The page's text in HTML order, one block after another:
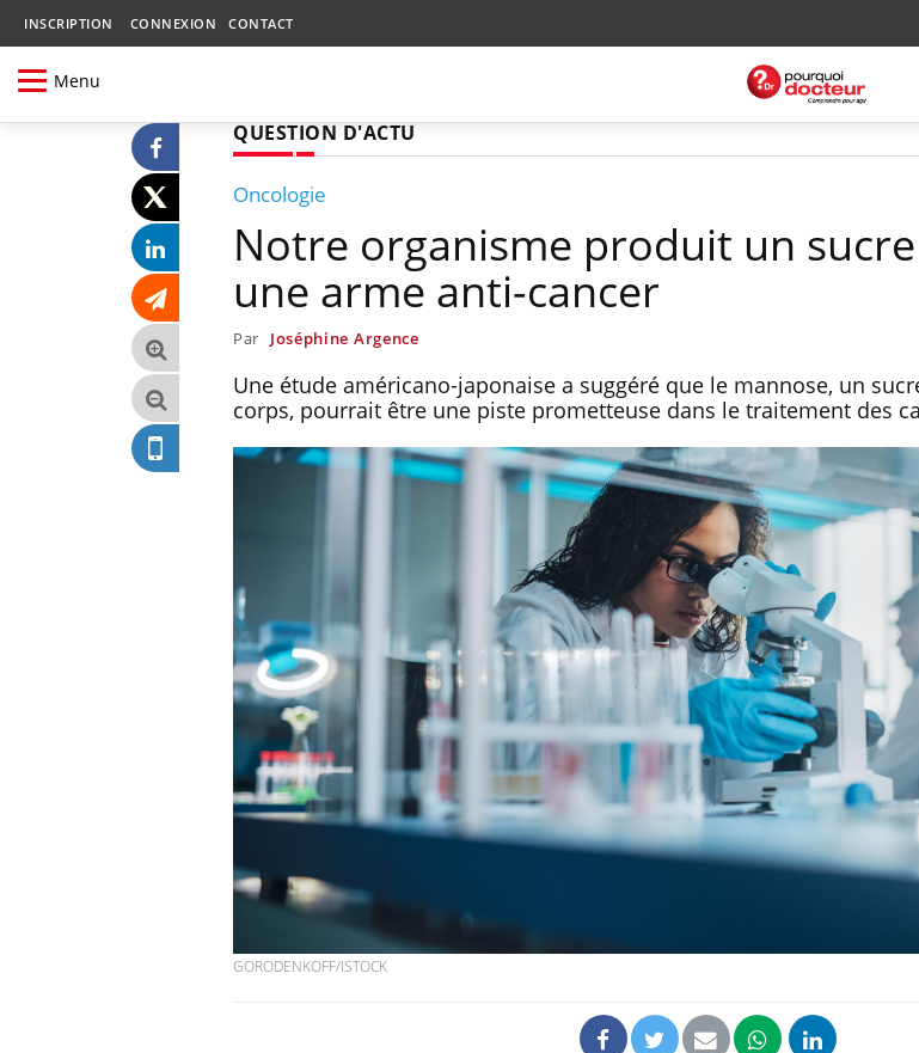
INSCRIPTION CONNEXION CONTACT
Menu
QUESTION D'ACTU
Oncologie
Notre organisme produit un
une arme anti-cancer
Par Joséphine Argence
Une étude américano-japonaise a suggéré que le mannose, un
corps, pourrait être une piste prometteuse dans le traitement des
GORODENKOFF/ISTOCK